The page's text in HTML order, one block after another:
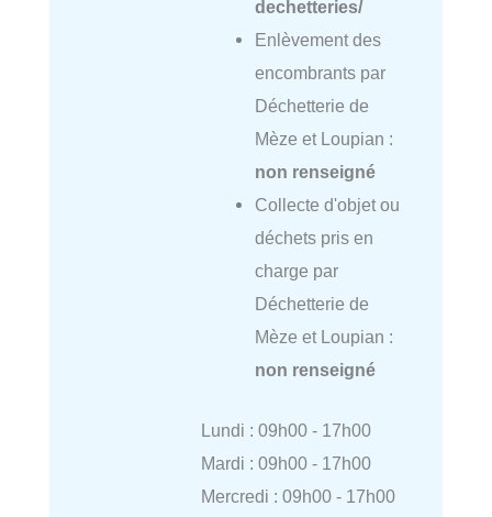
dechetteries/
Enlèvement des
encombrants par
Déchetterie de
Mèze et Loupian :
non renseigné
Collecte d'objet ou
déchets pris en
charge par
Déchetterie de
Mèze et Loupian :
non renseigné
Lundi : 09h00 - 17h00
Mardi : 09h00 - 17h00
Mercredi : 09h00 - 17h00